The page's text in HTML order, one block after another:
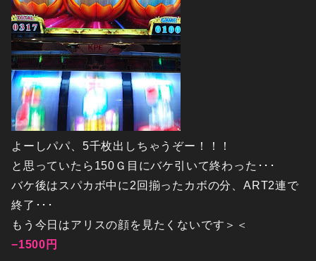
よーしパパ、5千枚出しちゃうぞー！！！
と思っていたら150Ｇ目にバケ引いて終わった･･･
バケ後はスパカボ中に2回揃ったカボの分、ART2連で
終了･･･
もう今日はアリスの顔を見たくないです＞＜
−1500円